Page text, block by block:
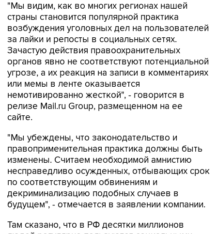
"Мы видим, как во многих регионах нашей
страны становится популярной практика
возбуждения уголовных дел на пользователей
за лайки и репосты в социальных сетях.
Зачастую действия правоохранительных
органов явно не соответствуют потенциальной
угрозе, а их реакция на записи в комментариях
или мемы в ленте оказывается
немотивированно жесткой", - говорится в
релизе Mail.ru Group, размещенном на ее
сайте.
"Мы убеждены, что законодательство и
правоприменительная практика должны быть
изменены. Считаем необходимой амнистию
несправедливо осужденных, отбывающих срок
по соответствующим обвинениям и
декриминализацию подобных случаев в
будущем", - отмечается в заявлении компании.
Там сказано, что в РФ десятки миллионов